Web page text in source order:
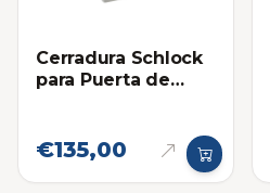
Cerradura Schlock
para Puerta de
Cilindro
€135,00